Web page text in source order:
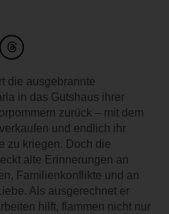
die ausgebrannte
in das Gutshaus ihrer
zurück – mit dem
und endlich ihr
zu kriegen. Doch die
alte Erinnerungen an
Familienkonflikte und an
Als ausgerechnet er
hilft, flammen nicht nur